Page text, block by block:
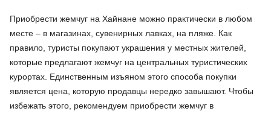
Приобрести жемчуг на Хайнане можно практически в любом
месте – в магазинах, сувенирных лавках, на пляже. Как
правило, туристы покупают украшения у местных жителей,
которые предлагают жемчуг на центральных туристических
курортах. Единственным изъяном этого способа покупки
является цена, которую продавцы нередко завышают. Чтобы
избежать этого, рекомендуем приобрести жемчуг в